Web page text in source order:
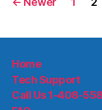
Home
Tech Support
Call Us 1-408-